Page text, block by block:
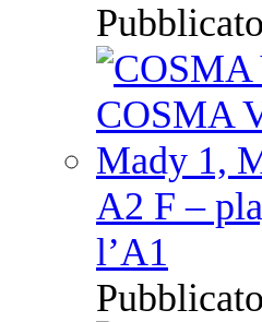
A2 F –
l’A1